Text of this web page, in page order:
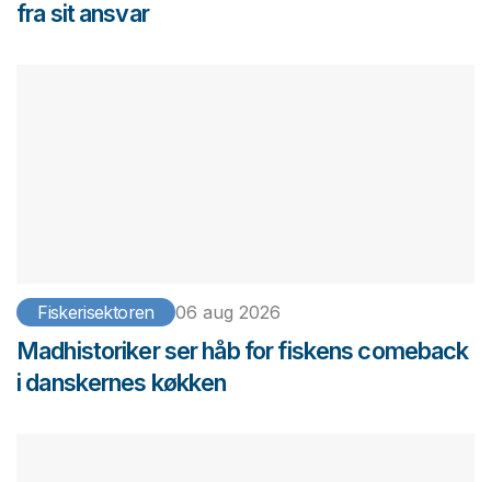
fra sit ansvar
Fiskerisektoren 06 aug 2026
Madhistoriker ser håb for fiskens comeback
i danskernes køkken